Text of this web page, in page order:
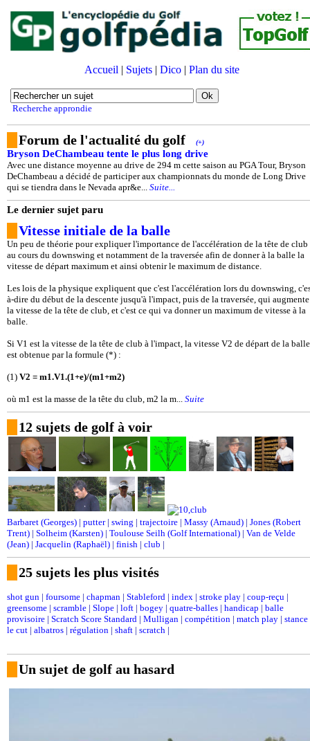
Accueil | Sujets | Dico | Plan du site
Recherche approndie
Forum de l'actualité du golf (+)
Bryson DeChambeau tente le plus long drive
Avec une distance moyenne au drive de 294 m cette saison au PGA Tour, Bryson
DeChambeau a décidé de participer aux championnats du monde de Long Drive
qui se tiendra dans le Nevada apr&e... Suite...
Le dernier sujet paru
Vitesse initiale de la balle
Un peu de théorie pour expliquer l'importance de l'accélération de la tête de club
au cours du downswing et notamment de la traversée afin de donner à la balle la
vitesse de départ maximum et ainsi obtenir le maximum de distance.
Les lois de la physique expliquent que c'est l'accélération lors du downswing,
à-dire du début de la descente jusqu'à l'impact, puis de la traversée, qui augmente
la vitesse de la tête de club, et c'est ce qui va donner un maximum de vitesse à la
balle.
Si V1 est la vitesse de la tête de club à l'impact, la vitesse V2 de départ de la balle
est obtenue par la formule (*) :
(1) V2 = m1.V1.(1+e)/(m1+m2)
où m1 est la masse de la tête du club, m2 la m... Suite
12 sujets de golf à voir
Barbaret (Georges) | putter | swing | trajectoire | Massy (Arnaud) | Jones (Robert
Trent) | Solheim (Karsten) | Toulouse Seilh (Golf International) | Van de Velde
(Jean) | Jacquelin (Raphaël) | finish | club |
25 sujets les plus visités
shot gun | foursome | chapman | Stableford | index | stroke play | coup-reçu |
greensome | scramble | Slope | loft | bogey | quatre-balles | handicap | balle
provisoire | Scratch Score Standard | Mulligan | compétition | match play | stance
le cut | albatros | régulation | shaft | scratch |
Un sujet de golf au hasard